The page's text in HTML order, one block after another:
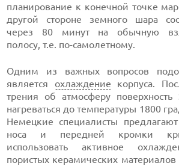
планирование к конечной точке
другой стороне земного шара
через 80 минут на обычную
полосу, т.е. по-самолетному.
Одним из важных вопросов
является охлаждение корпуса.
трения об атмосферу поверхность
нагреваться до температуры 1800
Немецкие специалисты
носа и передней кромки
использовать активное
пористых керамических